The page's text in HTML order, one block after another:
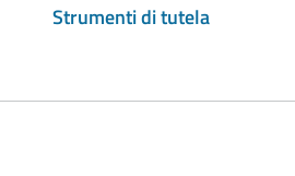
Strumenti di tutela